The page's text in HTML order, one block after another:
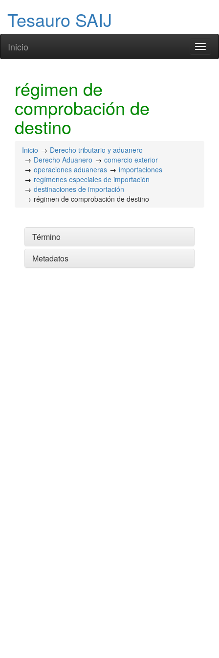
Tesauro SAIJ
Inicio
régimen de
comprobación de
destino
Inicio
Derecho tributario y aduanero
Derecho Aduanero
comercio exterior
operaciones aduaneras
importaciones
regímenes especiales de importación
destinaciones de importación
régimen de comprobación de destino
Término
Metadatos